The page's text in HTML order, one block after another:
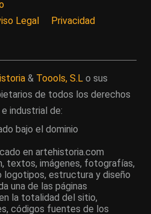
Legal Privacidad
& Toools, S.L o sus
de todos los derechos
industrial de:
bajo el dominio
en artehistoria.com
textos, imágenes, fotografías,
logotipos, estructura y diseño
una de las páginas
la totalidad del sitio,
códigos fuentes de los